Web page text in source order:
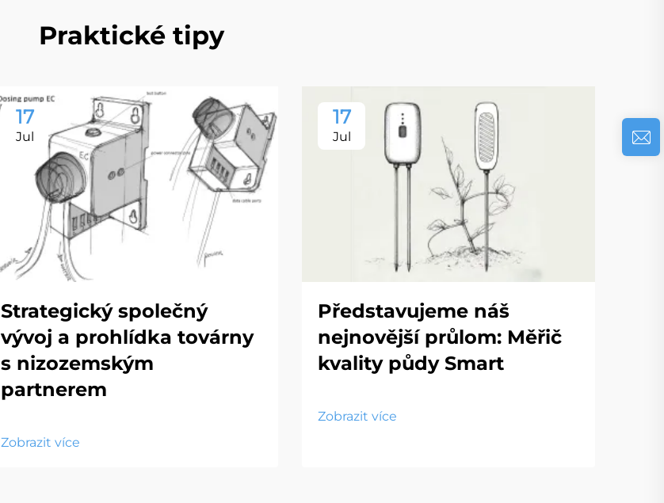
Praktické tipy
17
Jul
Strategický společný
vývoj a prohlídka továrny
s nizozemským
partnerem
Zobrazit více
17
Jul
Představujeme náš
nejnovější průlom: Měřič
kvality půdy Smart
Zobrazit více